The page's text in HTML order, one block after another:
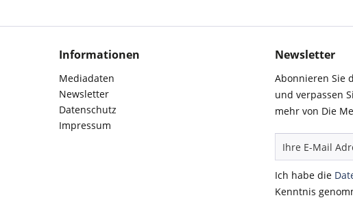
Informationen
Mediadaten
Newsletter
Datenschutz
Impressum
Newsletter
Abonnieren Sie
und verpassen
mehr von Die
Ich habe die
Kenntnis